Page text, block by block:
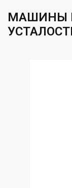
МАШИНЫ